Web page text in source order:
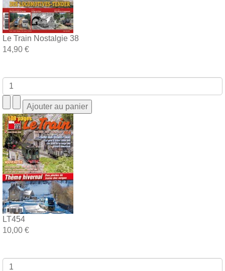
Le Train Nostalgie 38
14,90 €
LT454
10,00 €